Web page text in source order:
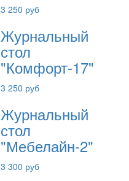
3 250 руб
Журнальный
стол
"Комфорт-17"
3 250 руб
Журнальный
стол
"Мебелайн-2"
3 300 руб